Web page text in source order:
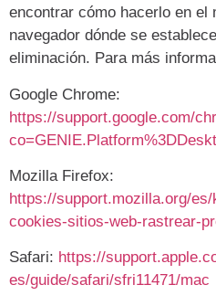
encontrar cómo hacerlo en el
navegador dónde se
eliminación. Para más
Google Chrome:
https://support.google.com/
Mozilla Firefox:
https://support.mozilla.org/
cookies-sitios-web-rastrear-
Safari: https://
es/guide/safari/sfri11471/mac